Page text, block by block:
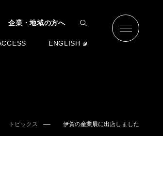
企業・地域の方へ
ENGLISH
トピックス 伊賀の産業展に出店しました